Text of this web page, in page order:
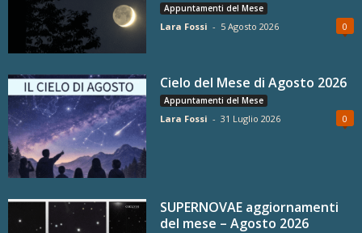
Appuntamenti del Mese
Lara Fossi - 5 Agosto 2026 0
Cielo del Mese di Agosto 2026
Appuntamenti del Mese
Lara Fossi - 31 Luglio 2026 0
SUPERNOVAE aggiornamenti
del mese – Agosto 2026